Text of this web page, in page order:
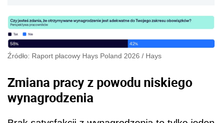
Źródło: Raport płacowy Hays Poland 2026 / Hays
Zmiana pracy z powodu niskiego
wynagrodzenia